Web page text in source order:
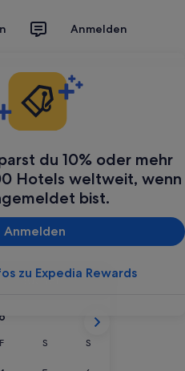
Anmelden
du 10% oder mehr
Hotels weltweit, wenn
bist.
Anmelden
zu Expedia Rewards
Freitag
F Samstag
S Sonntag
S
Suchen